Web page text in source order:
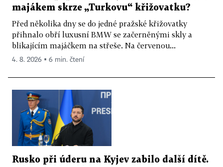
majákem skrze „Turkovu“ křižovatku?
Před několika dny se do jedné pražské křižovatky
přihnalo obří luxusní BMW se začerněnými skly a
blikajícím majáčkem na střeše. Na červenou...
4. 8. 2026 ▪ 6 min. čtení
Rusko při úderu na Kyjev zabilo další dítě.